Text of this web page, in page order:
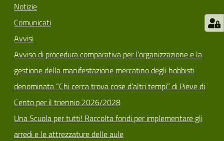
Notizie
Comunicati
Avvisi
Avviso di procedura comparativa per l’organizzazione e la
gestione della manifestazione mercatino degli hobbisti
denominata “Chi cerca trova cose d’altri tempi” di Pieve di
Cento per il triennio 2026/2028
Una Scuola per tutti! Raccolta fondi per implementare gli
arredi e le attrezzature delle aule